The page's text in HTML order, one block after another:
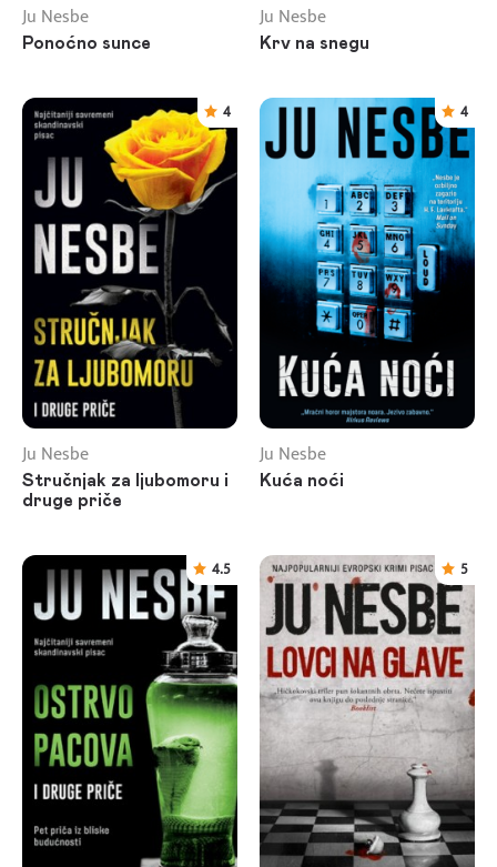
Ju Nesbe
Ponoćno sunce
Ju Nesbe
Krv na snegu
4
Ju Nesbe
Stručnjak za ljubomoru i
druge priče
4
Ju Nesbe
Kuća noći
4.5 5